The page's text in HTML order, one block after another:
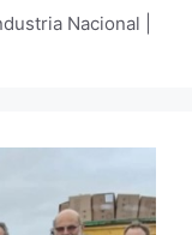
Nacional |